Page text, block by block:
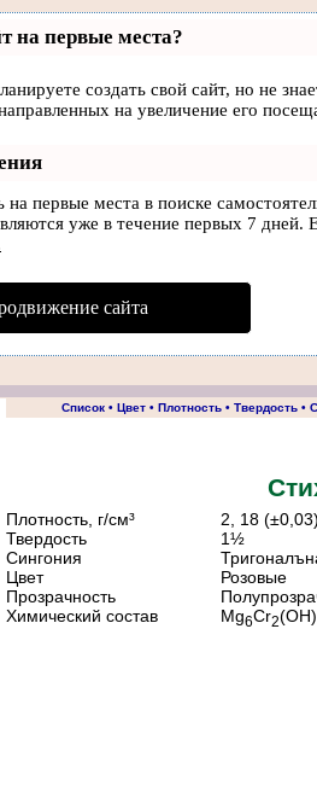
на первые места?
создать свой сайт, но не
на увеличение его
на первые места в поиске
уже в течение первых 7
сайта
Список• Цвет• Плотность• Твердость•
Плотность, г/cм³
2, 18
Твердость
1½
Сингония
Цвет
Розовые
Прозрачность
Химический состав
Mg6Cr2(OH)